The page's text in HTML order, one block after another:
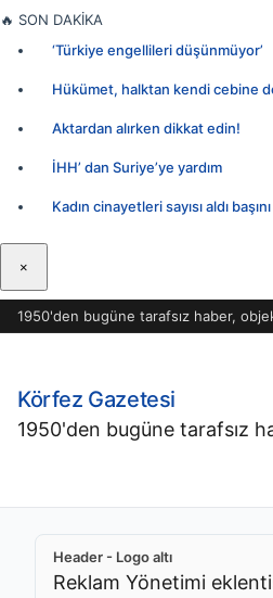
İçeriğe
🔥 SON DAKİKA
‘Türkiye engellileri düşünmüyor’
Hükümet, halktan kendi cebine
Aktardan alırken dikkat edin!
İHH’ dan Suriye’ye yardım
Kadın cinayetleri sayısı aldı
×
1950'den bugüne tarafsız haber,
Körfez Gazetesi
1950'den bugüne tarafsız
Header - Logo altı
Reklam Yönetimi